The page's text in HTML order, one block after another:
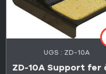
UGS : ZD-10A